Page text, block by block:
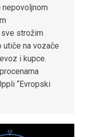
nepovoljnom
sve strožim
utiče na vozače
i kupce.
“Evropski